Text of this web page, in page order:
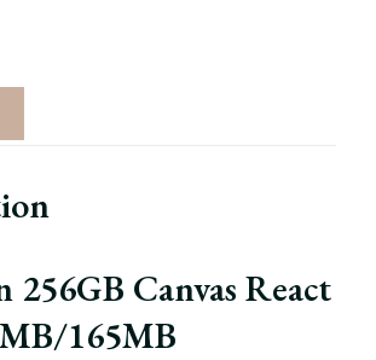
256GB Canvas React
165MB